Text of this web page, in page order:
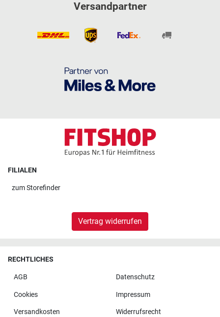
Versandpartner
FILIALEN
zumStorefinder
Vertrag widerrufen
RECHTLICHES
AGB Datenschutz
Cookies Impressum
Versandkosten Widerrufsrecht